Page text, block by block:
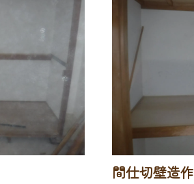
間仕切壁造作